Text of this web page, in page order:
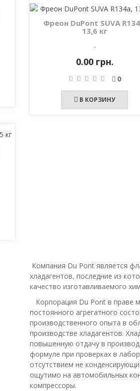
Компания Du Pont является
хладагентов, последние из
качество изготавливаемого
Корпорация Du Pont в праве
постоянного агрегатного
производственного опыта в
производстве хладагентов.
повышенную отдачу в
формуле при проверках в
отсутствием не
ощутимо на автомобильных
компрессоры.
Фреон DuPont SUVA
13,6 кг
..
0.00 грн.
0
В КОРЗИНУ